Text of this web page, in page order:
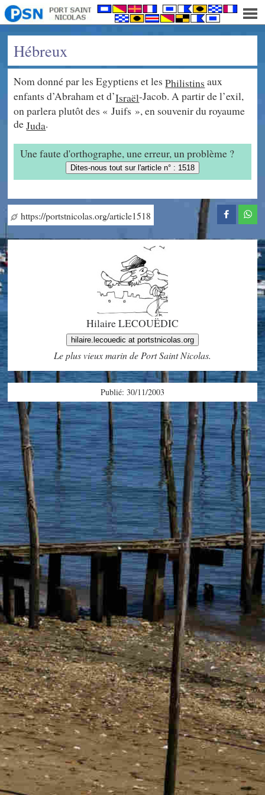
Hébreux
Nom donné par les Egyptiens et lesPhilistins aux
enfants d’Abraham et d’Israël-Jacob. A partir de l’exil,
on parlera plutôt des « Juifs », en souvenir du royaume
deJuda.
Une faute d'orthographe, une erreur, un problème ?
Dites-nous tout sur l'article n° : 1518
https://portstnicolas.org/article1518
Hilaire LECOUËDIC
hilaire.lecouedic at portstnicolas.org
Le plus vieux marin de Port Saint Nicolas.
Publié: 30/11/2003